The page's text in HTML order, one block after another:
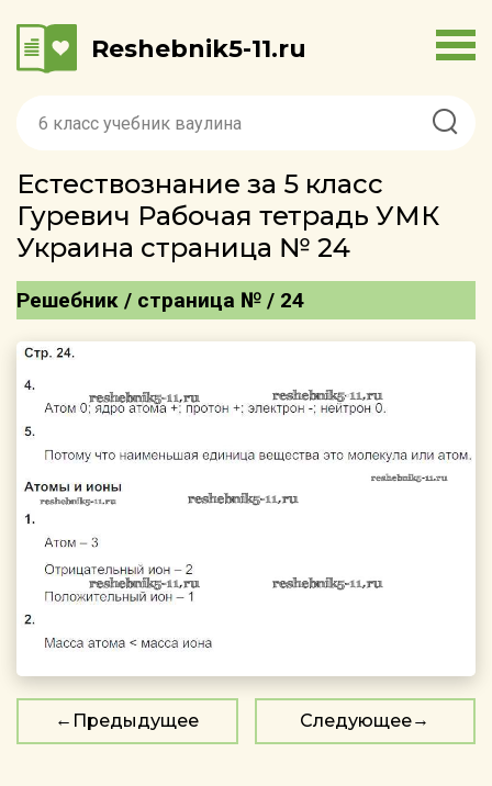
Reshebnik5-11.ru
Естествознание за 5 класс
Гуревич Рабочая тетрадь УМК
Украина страница № 24
Решебник / страница № / 24
Предыдущее Следующее